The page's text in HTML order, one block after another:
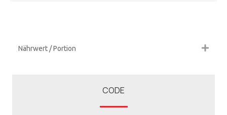
Nährwert / Portion
CODE